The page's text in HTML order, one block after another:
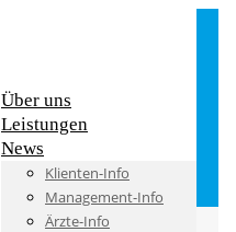
Über uns
Leistungen
News
Klienten-Info
Management-Info
Ärzte-Info